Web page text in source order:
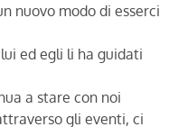
nuovo modo di esserci
ed egli li ha guidati
a stare con noi
gli eventi, ci